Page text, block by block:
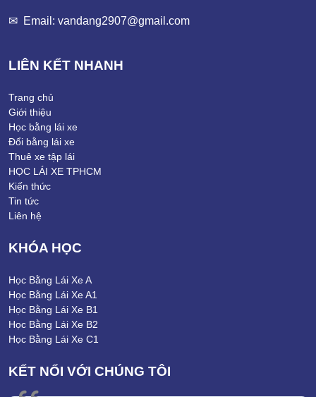
✉ Email: vandang2907@gmail.com
LIÊN KẾT NHANH
Trang chủ
Giới thiệu
Học bằng lái xe
Đổi bằng lái xe
Thuê xe tập lái
HỌC LÁI XE TPHCM
Kiến thức
Tin tức
Liên hệ
KHÓA HỌC
Học Bằng Lái Xe A
Học Bằng Lái Xe A1
Học Bằng Lái Xe B1
Học Bằng Lái Xe B2
Học Bằng Lái Xe C1
KẾT NỐI VỚI CHÚNG TÔI